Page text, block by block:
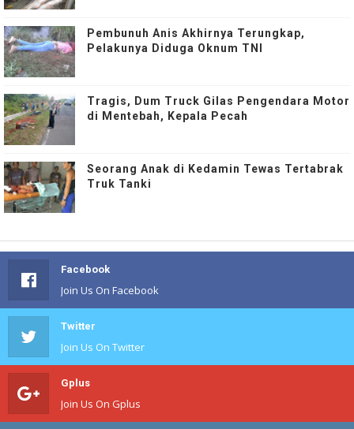
Pembunuh Anis Akhirnya Terungkap,
Pelakunya Diduga Oknum TNI
Tragis, Dum Truck Gilas Pengendara Motor
di Mentebah, Kepala Pecah
Seorang Anak di Kedamin Tewas Tertabrak
Truk Tanki
Facebook
Join Us On Facebook
Twitter
Join Us On Twitter
Gplus
Join Us On Gplus